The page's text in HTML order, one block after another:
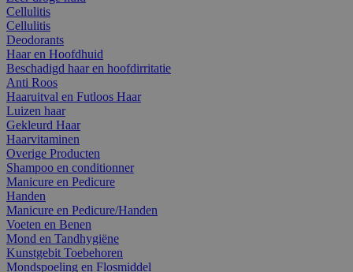
Cellulitis
Cellulitis
Deodorants
Haar en Hoofdhuid
Beschadigd haar en hoofdirritatie
Anti Roos
Haaruitval en Futloos Haar
Luizen haar
Gekleurd Haar
Haarvitaminen
Overige Producten
Shampoo en conditionner
Manicure en Pedicure
Handen
Manicure en Pedicure/Handen
Voeten en Benen
Mond en Tandhygiëne
Kunstgebit Toebehoren
Mondspoeling en Flosmiddel